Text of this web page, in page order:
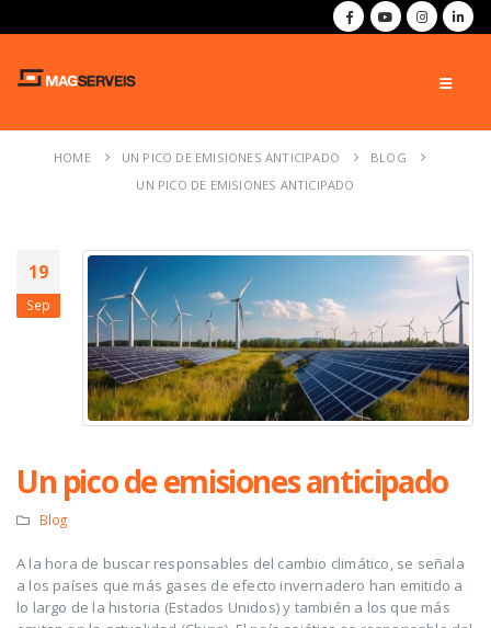
HOME UN PICO DE EMISIONES ANTICIPADO
BLOG
UN PICO DE EMISIONES ANTICIPADO
19
Sep
Un pico de emisiones anticipado
Blog
A la hora de buscar responsables del cambio climático, se señala
a los países que más gases de efecto invernadero han emitido a
lo largo de la historia (Estados Unidos) y también a los que más